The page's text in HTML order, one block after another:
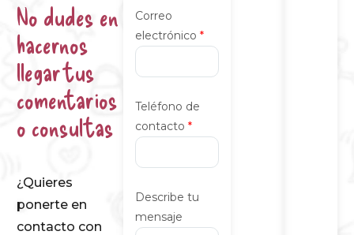
No dudes en
hacernos
llegar tus
comentarios
o consultas
¿Quieres
ponerte en
contacto con
Correo
electrónico*
Teléfono de
contacto*
Describe tu
mensaje